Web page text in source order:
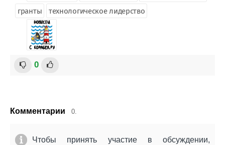
гранты
технологическое лидерство
0
Комментарии 0.
Чтобы принять участие в обсуждении,